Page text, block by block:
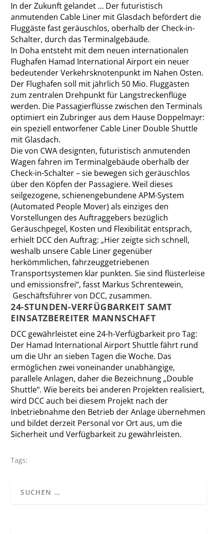
In der Zukunft gelandet … Der futuristisch
anmutenden Cable Liner mit Glasdach befördert die
Fluggäste fast geräuschlos, oberhalb der Check-in-
Schalter, durch das Terminalgebäude.
In Doha entsteht mit dem neu­­en internationalen
Flughafen Hamad International Airport ein neuer
bedeutender Verkehrsknotenpunkt im Nahen Osten.
Der Flughafen soll mit jährlich 50 Mio. Fluggästen
zum zentralen Drehpunkt für Langstreckenflüge
werden. Die Passagierflüsse zwischen den Terminals
optimiert ein Zubringer aus dem Hause Doppelmayr:
ein speziell entworfener Cable Liner Double Shuttle
mit Glasdach.
Die von CWA designten, futuristisch anmutenden
Wagen fahren im Terminalgebäude oberhalb der
Check-in-Schalter – sie bewegen sich geräuschlos
über den Köpfen der Passagiere. Weil dieses
seilgezogene, schienengebundene APM-System
(Automated People Mover) als einziges den
Vorstellungen des Auftraggebers bezüglich
Geräuschpegel, Kosten und Flexibilität entsprach,
erhielt DCC den Auftrag: „Hier zeigte sich schnell,
weshalb unsere Cable Liner gegenüber
herkömmlichen, fahrzeuggetriebenen
Transportsystemen klar punkten. Sie sind flüsterleise
und emissionsfrei“, fasst Markus Schrentewein,
Geschäftsführer von DCC, zusammen.
24-STUNDEN-VERFÜGBARKEIT SAMT
EINSATZBEREITER MANNSCHAFT
DCC gewährleistet eine 24-h-Verfügbarkeit pro Tag:
Der Hamad International Airport Shuttle fährt rund
um die Uhr an sieben Tagen die Woche. Das
ermöglichen zwei voneinander unabhängige,
parallele Anlagen, daher die Bezeichnung „Double
Shuttle“. Wie bereits bei anderen Projekten realisiert,
wird DCC auch bei diesem Projekt nach der
Inbetriebnahme den Betrieb der Anlage übernehmen
und bildet derzeit Personal vor Ort aus, um die
Sicherheit und Verfügbarkeit zu gewährleisten.
Tags: